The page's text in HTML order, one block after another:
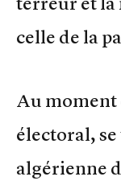
celle de la
Au moment
électoral,
algérienne